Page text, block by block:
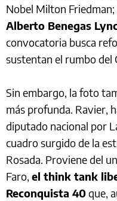
Nobel Milton Friedman;
Alberto Benegas
convocatoria busca
sustentan el rumbo del
Sin embargo, la foto
más profunda. Ravier,
diputado nacional por
cuadro surgido de la
Rosada. Proviene del
Faro, el think tank
Reconquista 40que,